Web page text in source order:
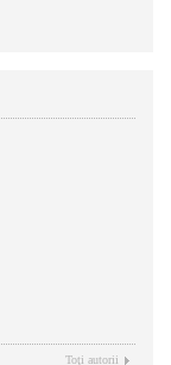
Toţi autorii